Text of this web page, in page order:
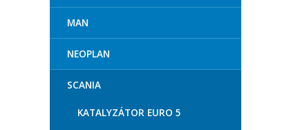
MAN
NEOPLAN
SCANIA
KATALYZÁTOR EURO 5